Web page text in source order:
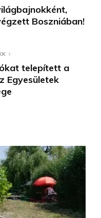
Boszniában!
telepített a
Egyesületek